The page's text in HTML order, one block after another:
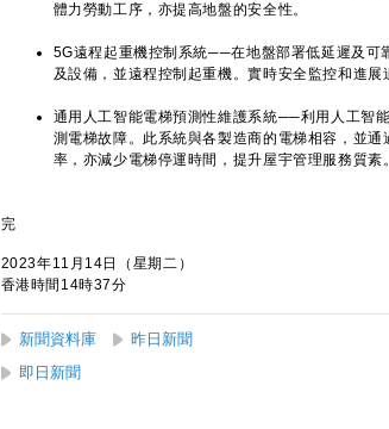
體力勞動工序，亦提高地盤的安全性。
5G遠程起重機控制系統──在地盤部署低延遲及可
及設備，並遠程控制起重機。實時安全監控和進
通用人工智能電梯預測性維護系統──利用人工智
測電梯故障。此系統與各製造商的電梯相容，並
率，亦減少電梯停運時間，提升屋宇管理服務質素。
完
2023年11月14日（星期二）
香港時間14時37分
新聞資料庫 昨日新聞
即日新聞